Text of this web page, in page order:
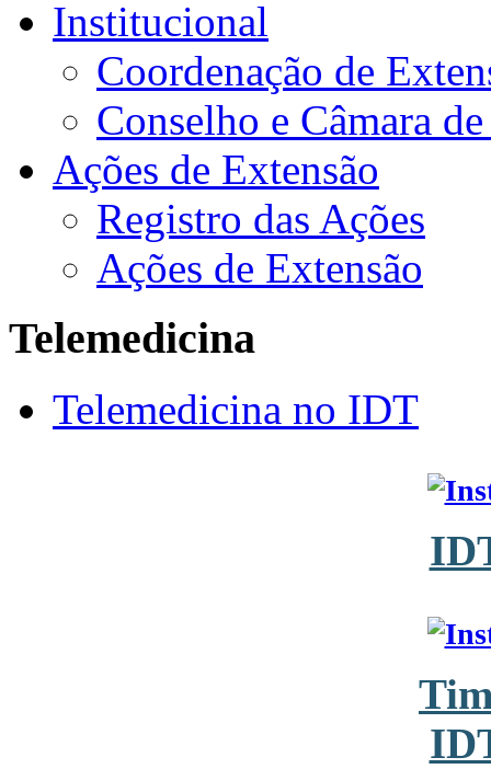
Institucional
Coordenação de
Conselho e Câmara
Ações de Extensão
Registro das Ações
Ações de Extensão
Telemedicina
Telemedicina no IDT